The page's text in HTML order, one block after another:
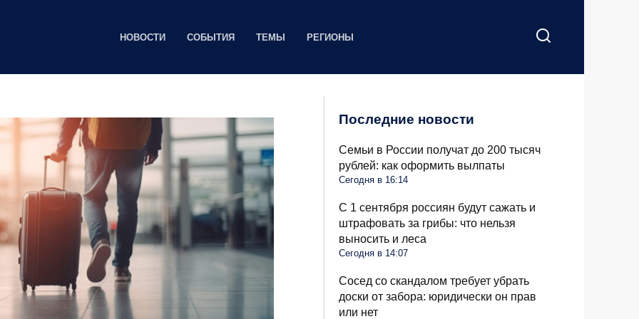
НОВОСТИ СОБЫТИЯ ТЕМЫ РЕГИОНЫ
Последние новости
Семьи в России получат до 200 тысяч
рублей: как оформить вылпаты
Сегодня в 16:14
С 1 сентября россиян будут сажать и
штрафовать за грибы: что нельзя
выносить и леса
Сегодня в 14:07
Сосед со скандалом требует убрать
доски от забора: юридически он прав
или нет